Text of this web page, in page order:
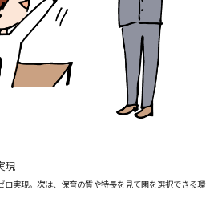
現
ロ実現。次は、保育の質や特長を見て園を選択できる環